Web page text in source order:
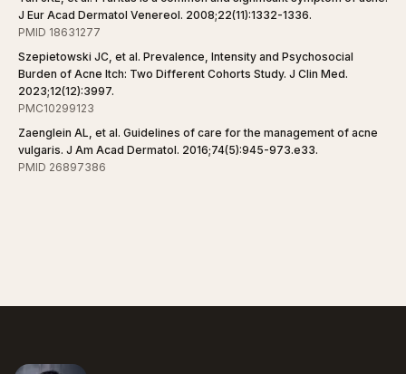
J Eur Acad Dermatol Venereol. 2008;22(11):1332-1336.
PMID 18631277
Szepietowski JC, et al. Prevalence, Intensity and Psychosocial
Burden of Acne Itch: Two Different Cohorts Study. J Clin Med.
2023;12(12):3997.
PMC10299123
Zaenglein AL, et al. Guidelines of care for the management of acne
vulgaris. J Am Acad Dermatol. 2016;74(5):945-973.e33.
PMID 26897386